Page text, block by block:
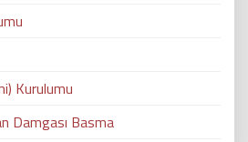
Kurulumu
Damgası Basma